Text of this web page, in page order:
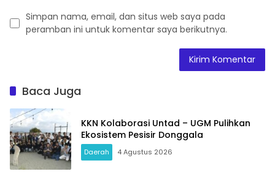
Simpan nama, email, dan situs web saya pada
peramban ini untuk komentar saya berikutnya.
Baca Juga
KKN Kolaborasi Untad – UGM Pulihkan
Ekosistem Pesisir Donggala
Daerah 4 Agustus 2026